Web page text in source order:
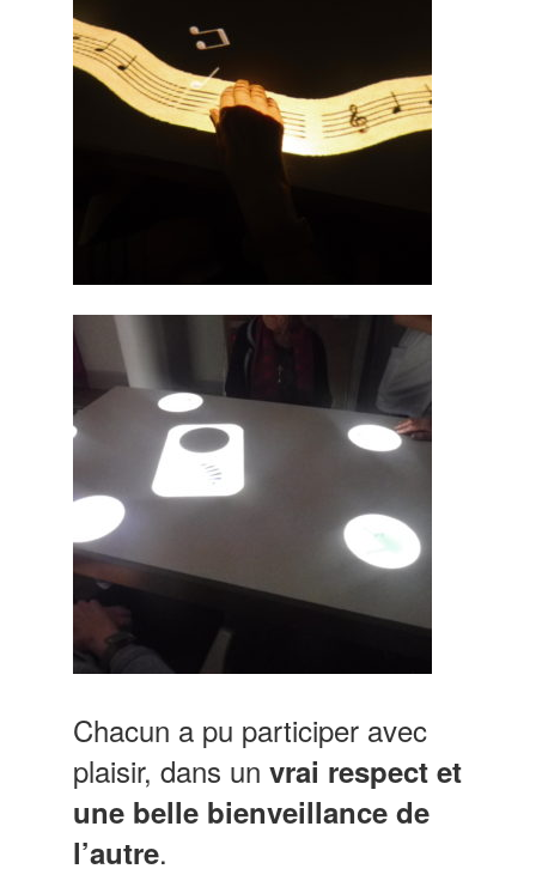
Chacun a pu participer avec
plaisir, dans un vrai respect et
une belle bienveillance de
l’autre.